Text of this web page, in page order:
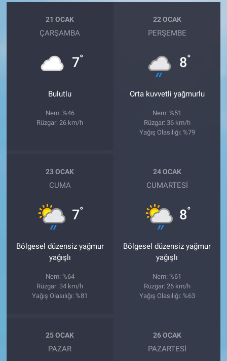
21 OCAK
ÇARŞAMBA
7°
Bulutlu
Nem: %46
Rüzgar: 26 km/h
22 OCAK
PERŞEMBE
8°
Orta kuvvetli yağmurlu
Nem: %51
Rüzgar: 36 km/h
Yağış Olasılığı: %79
23 OCAK
CUMA
7°
Bölgesel düzensiz yağmur
yağışlı
Nem: %64
Rüzgar: 34 km/h
Yağış Olasılığı: %81
24 OCAK
CUMARTESI
8°
Bölgesel düzensiz yağmur
yağışlı
Nem: %61
Rüzgar: 26 km/h
Yağış Olasılığı: %63
25 OCAK
PAZAR
26 OCAK
PAZARTESI